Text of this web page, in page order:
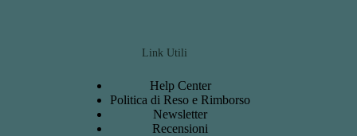
Link Utili
Help Center
Politica di Reso e Rimborso
Newsletter
Recensioni